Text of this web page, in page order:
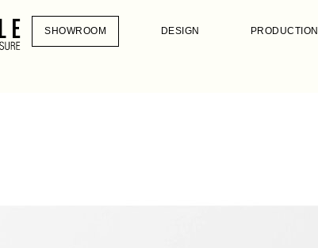
SHOWROOM DESIGN PRODUCTION